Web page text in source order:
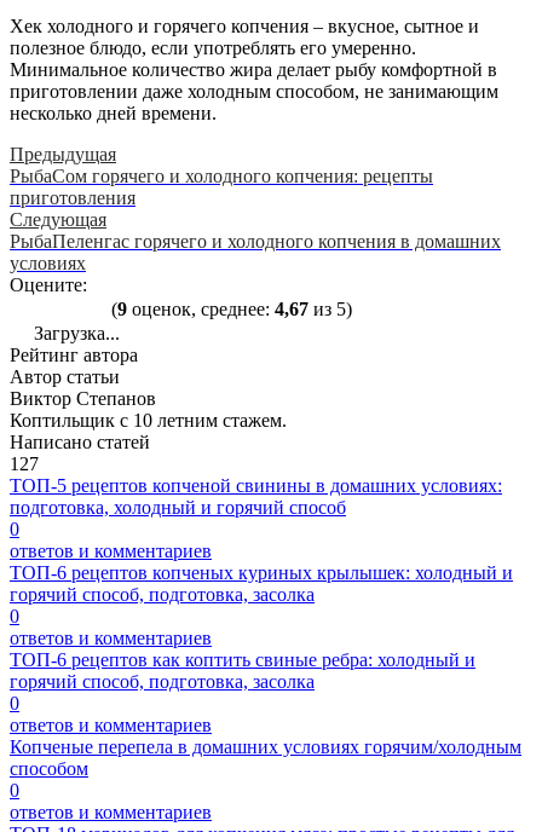
Хек холодного и горячего копчения – вкусное, сытное и
полезное блюдо, если употреблять его умеренно.
Минимальное количество жира делает рыбу комфортной в
приготовлении даже холодным способом, не занимающим
несколько дней времени.
Предыдущая
РыбаСом горячего и холодного копчения: рецепты
приготовления
Следующая
РыбаПеленгас горячего и холодного копчения в домашних
условиях
Оцените:
(9 оценок, среднее: 4,67 из 5)
Загрузка...
Рейтинг автора
Автор статьи
Виктор Степанов
Коптильщик с 10 летним стажем.
Написано статей
127
ТОП-5 рецептов копченой свинины в домашних условиях:
подготовка, холодный и горячий способ
0
ответов и комментариев
ТОП-6 рецептов копченых куриных крылышек: холодный и
горячий способ, подготовка, засолка
0
ответов и комментариев
ТОП-6 рецептов как коптить свиные ребра: холодный и
горячий способ, подготовка, засолка
0
ответов и комментариев
Копченые перепела в домашних условиях горячим/холодным
способом
0
ответов и комментариев